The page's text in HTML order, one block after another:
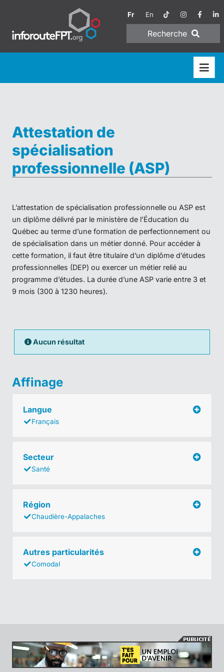
Fr En
Recherche
Attestation de
spécialisation
professionnelle (ASP)
L’attestation de spécialisation professionnelle ou ASP est
un diplôme délivré par le ministère de l’Éducation du
Québec au terme d’une formation de perfectionnement ou
de spécialisation dans un métier donné. Pour accéder à
cette formation, il faut être titulaire d’un diplôme d’études
professionnelles (DEP) ou exercer un métier relié au
programme d’études. La durée d’une ASP varie entre 3 et
9 mois (300 à 1230 heures).
Aucun résultat
Affinage
Langue
Français
Secteur
Santé
Région
Chaudière-Appalaches
Autres particularités
Comodal